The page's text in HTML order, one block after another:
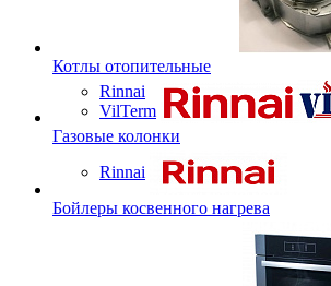
Котлы отопительные
Rinnai
VilTerm
Газовые колонки
Rinnai
Бойлеры косвенного нагрева